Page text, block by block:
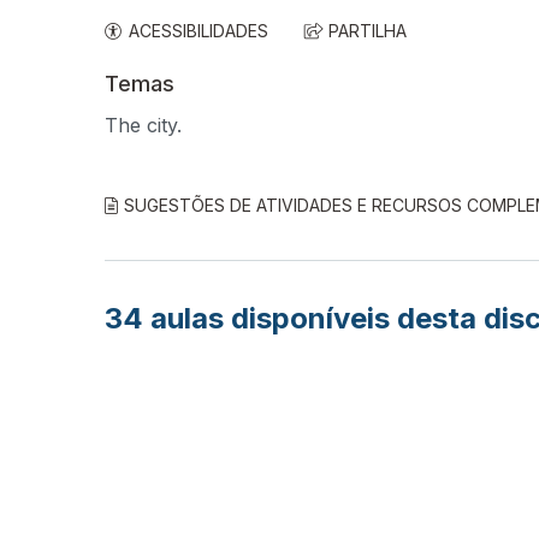
ACESSIBILIDADES PARTILHA
Temas
The city.
SUGESTÕES DE ATIVIDADES E RECURSOS
34 aulas disponíveis desta